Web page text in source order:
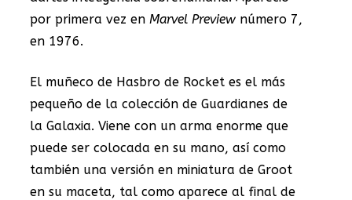
por primera vez en Marvel Preview número 7,
en 1976.
El muñeco de Hasbro de Rocket es el más
pequeño de la colección de Guardianes de
la Galaxia. Viene con un arma enorme que
puede ser colocada en su mano, así como
también una versión en miniatura de Groot
en su maceta, tal como aparece al final de